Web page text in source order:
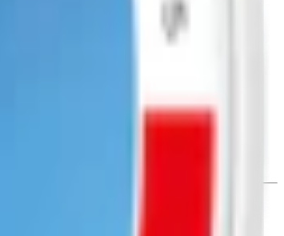
mindre passform.